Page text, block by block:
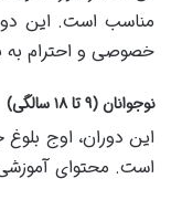
مناسب است. این
خصوصی و احترام
نوجوانان (۹ تا ۱۸ سالگی)
این دوران، اوج
است. محتوای آموزشی